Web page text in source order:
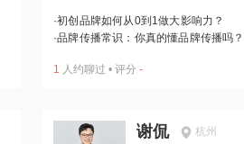
·初创品牌如何从0到1做大影响力？
·品牌传播常识：你真的懂品牌传播吗？
1 人约聊过 • 评分 -
谢侃
杭州